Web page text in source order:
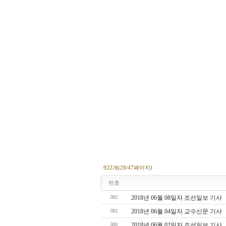
922개(28/47페이지)
번호
382 2018년 06월 08일자 조선일보 기사
381 2018년 06월 04일자 교수신문 기사
380